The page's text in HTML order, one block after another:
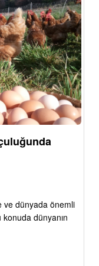
ve dünyada önemli
dünyanın